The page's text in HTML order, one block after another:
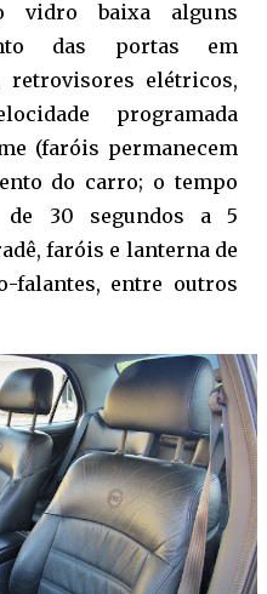
vidro baixa alguns
das portas em
retrovisores elétricos,
programada
(faróis permanecem
do carro; o tempo
de 30 segundos a 5
faróis e lanterna de
falantes, entre outros